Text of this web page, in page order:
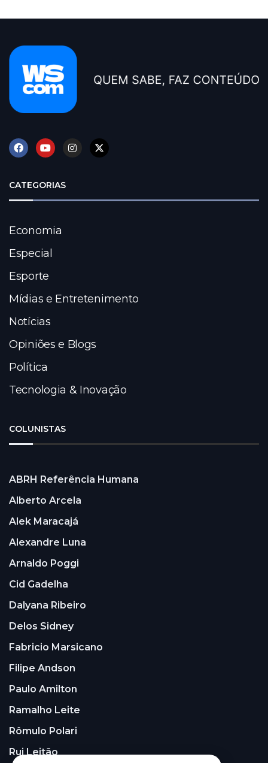
CATEGORIAS
Economia
Especial
Esporte
Mídias e Entretenimento
Notícias
Opiniões e Blogs
Política
Tecnologia & Inovação
COLUNISTAS
ABRH Referência Humana
Alberto Arcela
Alek Maracajá
Alexandre Luna
Arnaldo Poggi
Cid Gadelha
Dalyana Ribeiro
Delos Sidney
Fabricio Marsicano
Filipe Andson
Paulo Amilton
Ramalho Leite
Rômulo Polari
Rui Leitão